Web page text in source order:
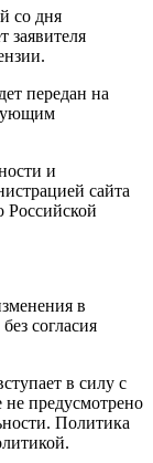
со дня
заявителя
передан на
и
сайта
Российской
в
согласия
в силу с
предусмотрено
Политика